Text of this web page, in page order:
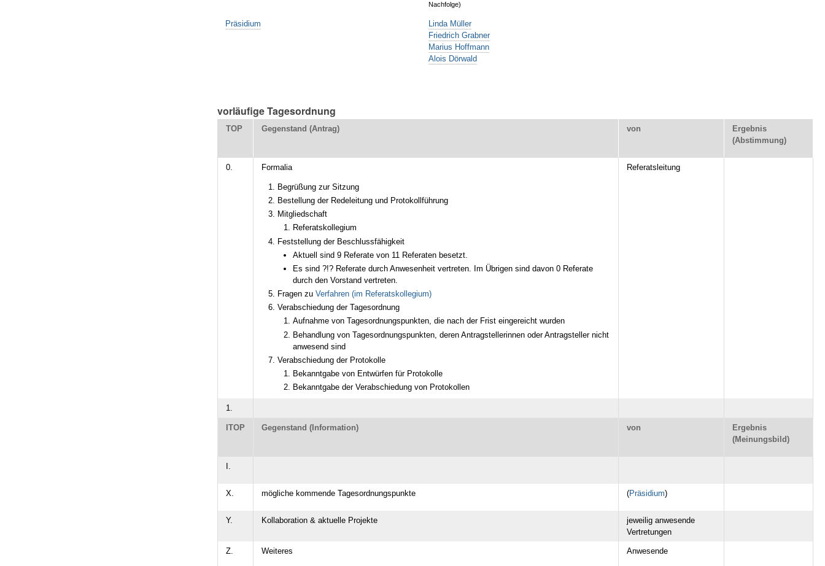
Nachfolge)
Präsidium
Linda Müller
Friedrich Grabner
Marius Hoffmann
Alois Dörwald
vorläufige Tagesordnung
TOP Gegenstand (Antrag) von
Ergebnis
(Abstimmung)
0. Formalia
Begrüßung zur Sitzung
Bestellung der Redeleitung und Protokollführung
Mitgliedschaft
Referatskollegium
Feststellung der Beschlussfähigkeit
Aktuell sind 9 Referate von 11 Referaten besetzt.
Es sind ?!? Referate durch Anwesenheit vertreten. Im Übrigen sind davon 0 Referate
durch den Vorstand vertreten.
Fragen zu Verfahren (im Referatskollegium)
Verabschiedung der Tagesordnung
Aufnahme von Tagesordnungspunkten, die nach der Frist eingereicht wurden
Behandlung von Tagesordnungspunkten, deren Antragstellerinnen oder Antragsteller nicht
anwesend sind
Verabschiedung der Protokolle
Bekanntgabe von Entwürfen für Protokolle
Bekanntgabe der Verabschiedung von Protokollen
Referatsleitung
1.
ITOP Gegenstand (Information) von
Ergebnis
(Meinungsbild)
X. mögliche kommende Tagesordnungspunkte (Präsidium)
Y. Kollaboration & aktuelle Projekte
jeweilig anwesende
Vertretungen
Z. Weiteres Anwesende